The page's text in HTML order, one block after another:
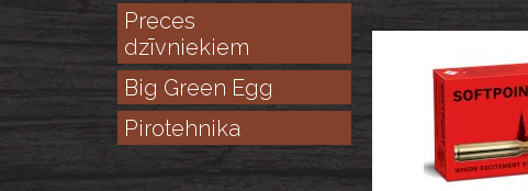
Preces
dzīvniekiem
Big Green Egg
Pirotehnika